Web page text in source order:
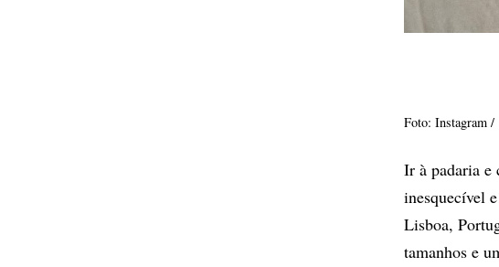
Foto: Instagram /
Ir à padaria e
inesquecível
Lisboa,
tamanhos e